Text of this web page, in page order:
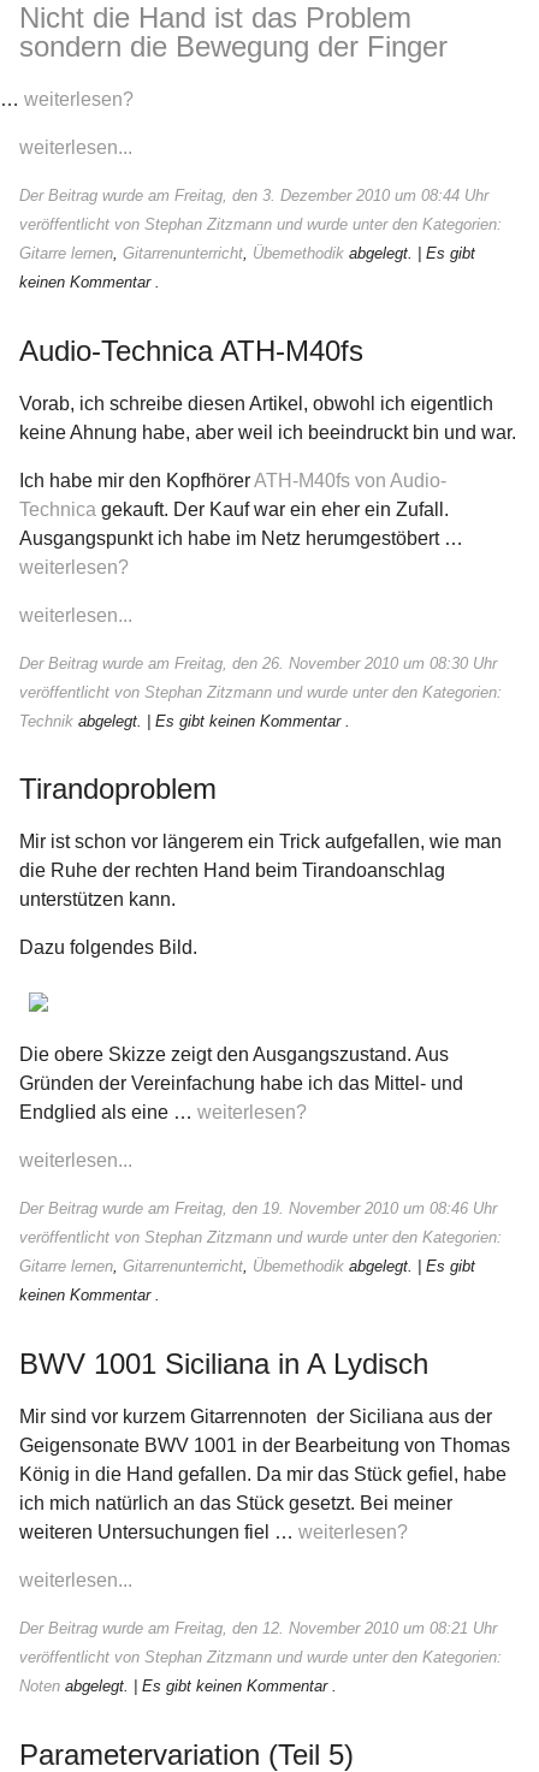
Nicht die Hand ist das Problem
sondern die Bewegung der Finger
… weiterlesen?
weiterlesen...
Der Beitrag wurde am Freitag, den 3. Dezember 2010 um 08:44 Uhr
veröffentlicht von Stephan Zitzmann und wurde unter den Kategorien:
Gitarre lernen, Gitarrenunterricht, Übemethodik abgelegt.
| Es gibt
keinen Kommentar .
Audio-Technica ATH-M40fs
Vorab, ich schreibe diesen Artikel, obwohl ich eigentlich
keine Ahnung habe, aber weil ich beeindruckt bin und war.
Ich habe mir den KopfhörerATH-M40fs von Audio-
Technica gekauft. Der Kauf war ein eher ein Zufall.
Ausgangspunkt ich habe im Netz herumgestöbert …
weiterlesen?
weiterlesen...
Der Beitrag wurde am Freitag, den 26. November 2010 um 08:30 Uhr
veröffentlicht von Stephan Zitzmann und wurde unter den Kategorien:
Technik abgelegt. | Es gibt keinen Kommentar .
Tirandoproblem
Mir ist schon vor längerem ein Trick aufgefallen, wie man
die Ruhe der rechten Hand beim Tirandoanschlag
unterstützen kann.
Dazu folgendes Bild.
Die obere Skizze zeigt den Ausgangszustand. Aus
Gründen der Vereinfachung habe ich das Mittel- und
Endglied als eine … weiterlesen?
weiterlesen...
Der Beitrag wurde am Freitag, den 19. November 2010 um 08:46 Uhr
veröffentlicht von Stephan Zitzmann und wurde unter den Kategorien:
Gitarre lernen, Gitarrenunterricht, Übemethodik abgelegt.
| Es gibt
keinen Kommentar .
BWV 1001 Siciliana in A Lydisch
Mir sind vor kurzem Gitarrennoten der Siciliana aus der
Geigensonate BWV 1001 in der Bearbeitung von Thomas
König in die Hand gefallen. Da mir das Stück gefiel, habe
ich mich natürlich an das Stück gesetzt. Bei meiner
weiteren Untersuchungen fiel … weiterlesen?
weiterlesen...
Der Beitrag wurde am Freitag, den 12. November 2010 um 08:21 Uhr
veröffentlicht von Stephan Zitzmann und wurde unter den Kategorien:
Noten abgelegt. | Es gibt keinen Kommentar .
Parametervariation (Teil 5)